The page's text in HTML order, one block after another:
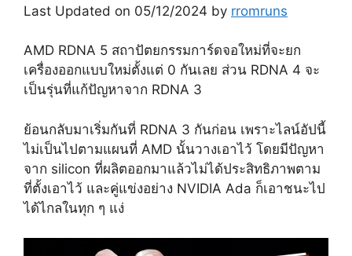
Last Updated on 05/12/2024 by rromruns
AMD RDNA 5 สถาปัตยกรรมการ์ดจอใหม่ที่จะยก
เครื่องออกแบบใหม่ตั้งแต่ 0 กันเลย ส่วน RDNA 4 จะ
เป็นรุ่นที่แก้ปัญหาจาก RDNA 3
ย้อนกลับมาเริ่มกันที่ RDNA 3 กันก่อน เพราะไลน์อัปนี้
ไม่เป็นไปตามแผนที่ AMD นั้นวางเอาไว้ โดยมีปัญหา
จาก silicon ที่ผลิตออกมาแล้วไม่ได้ประสิทธิภาพตาม
ที่ตั้งเอาไว้ และคู่แข่งอย่าง NVIDIA Ada ก็เอาชนะไป
ได้ไกลในทุก ๆ แง่